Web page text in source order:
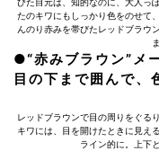
びた目元は、知的なのに、大人っ
たのキワにもしっかり色をのせて
んのり赤みを帯びたレッドブラウ
●“赤みブラウン”メ
目の下まで囲んで、
レッドブラウンで目の周りをぐる
キワには、目を開けたときに見え
ライン的に。上下